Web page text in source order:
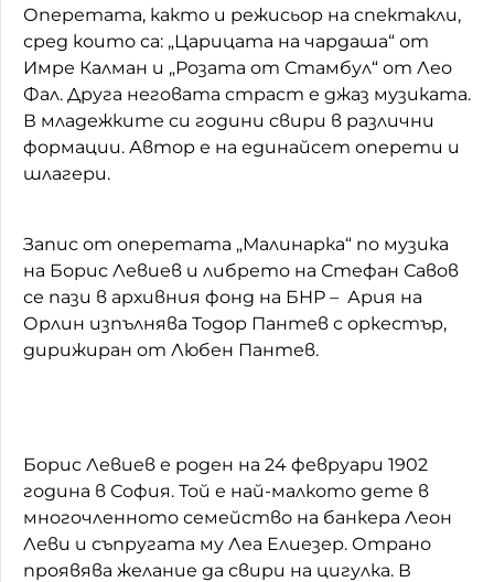
Оперетата, както и режисьор на спектакли,
сред които са: „Царицата на чардаша“ от
Имре Калман и „Розата от Стамбул“ от Лео
Фал. Друга неговата страст е джаз музиката.
В младежките си години свири в различни
формации. Автор е на единайсет оперети и
шлагери.
Запис от оперетата „Малинарка“ по музика
на Борис Левиев и либрето на Стефан Савов
се пази в архивния фонд на БНР – Ария на
Орлин изпълнява Тодор Пантев с оркестър,
дирижиран от Любен Пантев.
Борис Левиев е роден на 24 февруари 1902
година в София. Той е най-малкото дете в
многочленното семейство на банкера Леон
Леви и съпругата му Леа Елиезер. Отрано
проявява желание да свири на цигулка. В